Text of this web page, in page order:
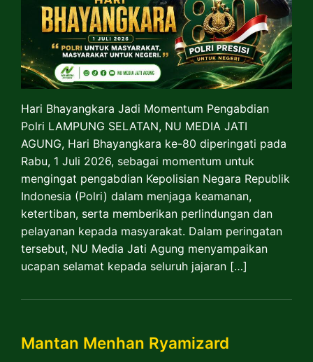
Hari Bhayangkara Jadi Momentum Pengabdian
Polri LAMPUNG SELATAN, NU MEDIA JATI
AGUNG, Hari Bhayangkara ke-80 diperingati pada
Rabu, 1 Juli 2026, sebagai momentum untuk
mengingat pengabdian Kepolisian Negara Republik
Indonesia (Polri) dalam menjaga keamanan,
ketertiban, serta memberikan perlindungan dan
pelayanan kepada masyarakat. Dalam peringatan
tersebut, NU Media Jati Agung menyampaikan
ucapan selamat kepada seluruh jajaran […]
Mantan Menhan Ryamizard